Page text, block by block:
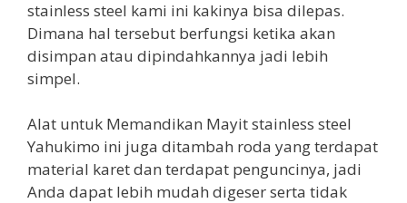
stainless steel kami ini kakinya bisa dilepas.
Dimana hal tersebut berfungsi ketika akan
disimpan atau dipindahkannya jadi lebih
simpel.
Alat untuk Memandikan Mayit stainless steel
Yahukimo ini juga ditambah roda yang terdapat
material karet dan terdapat penguncinya, jadi
Anda dapat lebih mudah digeser serta tidak